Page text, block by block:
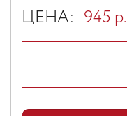
ЦЕНА: 945 р.